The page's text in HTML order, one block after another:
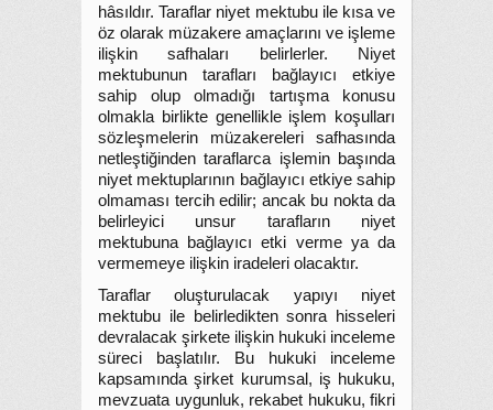
hâsıldır. Taraflar niyet mektubu ile kısa ve
öz olarak müzakere amaçlarını ve işleme
ilişkin safhaları belirlerler. Niyet
mektubunun tarafları bağlayıcı etkiye
sahip olup olmadığı tartışma konusu
olmakla birlikte genellikle işlem koşulları
sözleşmelerin müzakereleri safhasında
netleştiğinden taraflarca işlemin başında
niyet mektuplarının bağlayıcı etkiye sahip
olmaması tercih edilir; ancak bu nokta da
belirleyici unsur tarafların niyet
mektubuna bağlayıcı etki verme ya da
vermemeye ilişkin iradeleri olacaktır.
Taraflar oluşturulacak yapıyı niyet
mektubu ile belirledikten sonra hisseleri
devralacak şirkete ilişkin hukuki inceleme
süreci başlatılır. Bu hukuki inceleme
kapsamında şirket kurumsal, iş hukuku,
mevzuata uygunluk, rekabet hukuku, fikri